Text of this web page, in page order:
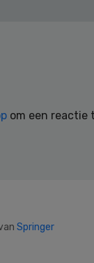
om een reactie
Springer